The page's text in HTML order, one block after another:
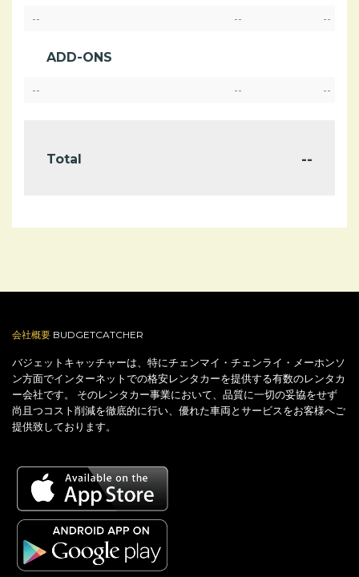
-- -- --
ADD-ONS
-- -- --
Total --
会社概要 BUDGETCATCHER
バジェットキャッチャーは、特にチェンマイ・チェンライ・メーホンソ
ン方面でインターネットでの格安レンタカーを提供する有数のレンタカ
ー会社です。 そのレンタカー事業において、品質に一切の妥協をせず
尚且つコスト削減を徹底的に行い、優れた車両とサービスをお客様へご
提供致しております。